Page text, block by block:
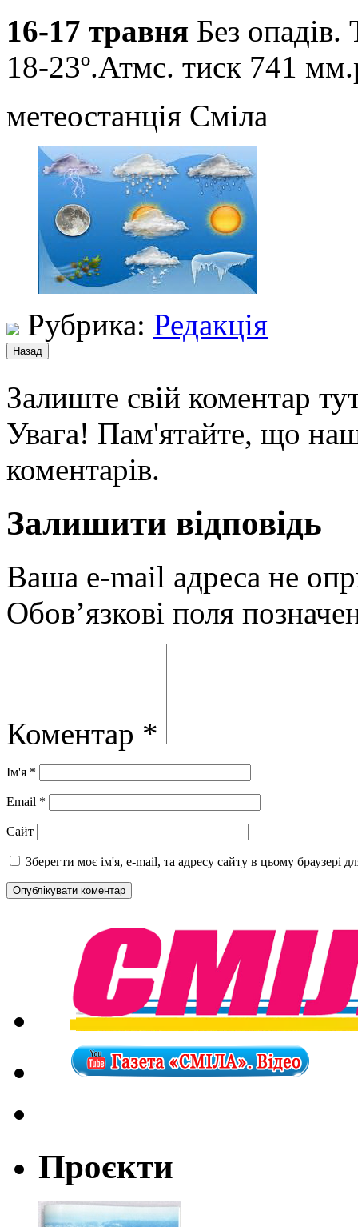
16-17 травня Без опадів.
18-23º.Атмс. тиск 741
метеостанція Сміла
Рубрика: Редакція
Залиште свій коментар
Увага! Пам'ятайте, що
коментарів.
Залишити відповідь
Ваша e-mail адреса не
Обов’язкові поля
Коментар *
Ім'я *
Email *
Сайт
Зберегти моє ім'я, e-mail, та адресу сайту в цьому браузері
Проєкти